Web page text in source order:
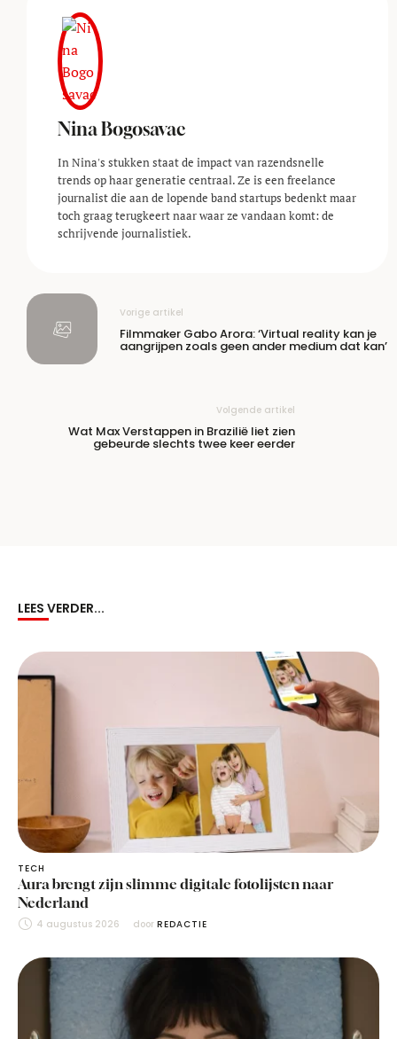
Nina Bogosavac
In Nina's stukken staat de impact van razendsnelle
trends op haar generatie centraal. Ze is een freelance
journalist die aan de lopende band startups bedenkt maar
toch graag terugkeert naar waar ze vandaan komt: de
schrijvende journalistiek.
Vorige artikel
Filmmaker Gabo Arora: ‘Virtual reality kan je
aangrijpen zoals geen ander medium dat kan’
Volgende artikel
Wat Max Verstappen in Brazilië liet zien
gebeurde slechts twee keer eerder
LEES VERDER...
TECH
Aura brengt zijn slimme digitale fotolijsten naar
Nederland
4 augustus 2026 door REDACTIE